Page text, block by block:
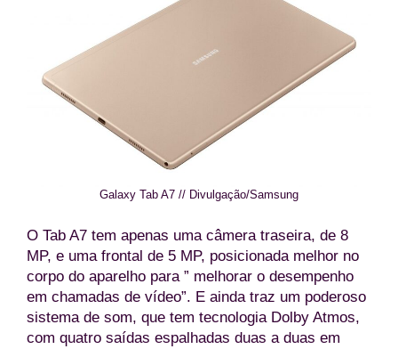
Galaxy Tab A7 // Divulgação/Samsung
O Tab A7 tem apenas uma câmera traseira, de 8
MP, e uma frontal de 5 MP, posicionada melhor no
corpo do aparelho para ” melhorar o desempenho
em chamadas de vídeo”. E ainda traz um poderoso
sistema de som, que tem tecnologia Dolby Atmos,
com quatro saídas espalhadas duas a duas em